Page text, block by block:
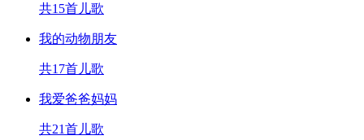
共15首儿歌
我的动物朋友
共17首儿歌
我爱爸爸妈妈
共21首儿歌